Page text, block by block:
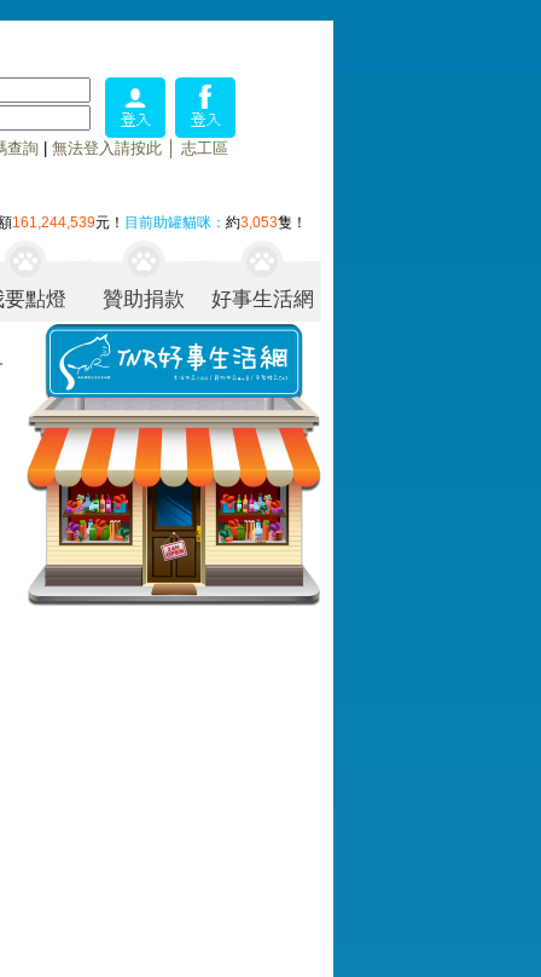
查詢| 無法登入請按此│ 志工區
161,244,539元！ 目前助罐貓咪： 約3,053隻！
要點燈 贊助捐款 好事生活網